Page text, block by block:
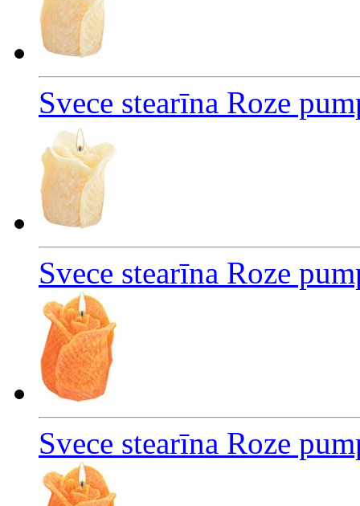
Svece stearīna Roze
Svece stearīna Roze
Svece stearīna Roze